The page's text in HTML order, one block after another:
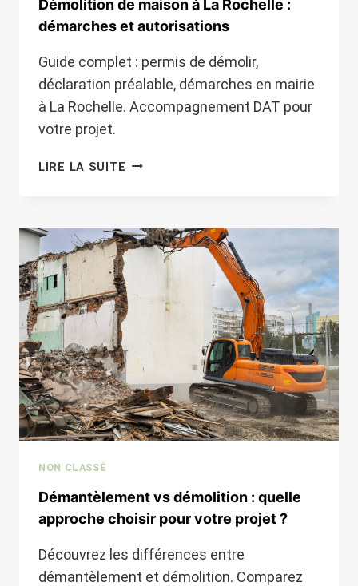
Démolition de maison à La Rochelle :
démarches et autorisations
Guide complet : permis de démolir,
déclaration préalable, démarches en mairie
à La Rochelle. Accompagnement DAT pour
votre projet.
LIRE LA SUITE DÉMOLITION
LA
ROCHELLE
DÉMARCHES
ET
AUTORISATIONS
NON CLASSÉ
Démantèlement vs démolition : quelle
approche choisir pour votre projet ?
Découvrez les différences entre
démantèlement et démolition. Comparez